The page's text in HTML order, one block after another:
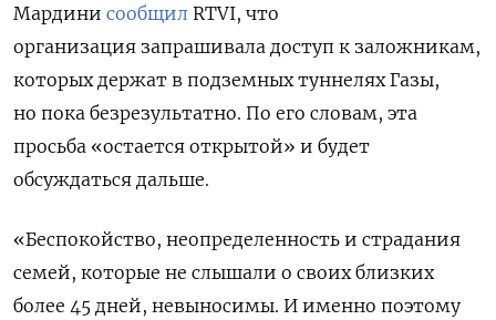
Мардини сообщил RTVI, что
организация запрашивала доступ к заложникам,
которых держат в подземных туннелях Газы,
но пока безрезультатно. По его словам, эта
просьба «остается открытой» и будет
обсуждаться дальше.
«Беспокойство, неопределенность и страдания
семей, которые не слышали о своих близких
более 45 дней, невыносимы. И именно поэтому